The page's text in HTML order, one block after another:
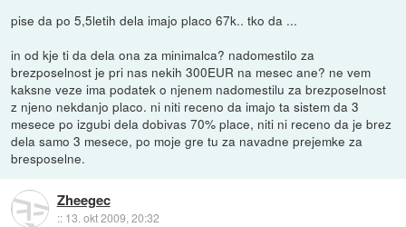
pise da po 5,5letih dela imajo placo 67k.. tko da ...
in od kje ti da dela ona za minimalca? nadomestilo za
brezposelnost je pri nas nekih 300EUR na mesec ane? ne vem
kaksne veze ima podatek o njenem nadomestilu za brezposelnost
z njeno nekdanjo placo. ni niti receno da imajo ta sistem da 3
mesece po izgubi dela dobivas 70% place, niti ni receno da je brez
dela samo 3 mesece, po moje gre tu za navadne prejemke za
bresposelne.
Zheegec
:: 13. okt 2009, 20:32